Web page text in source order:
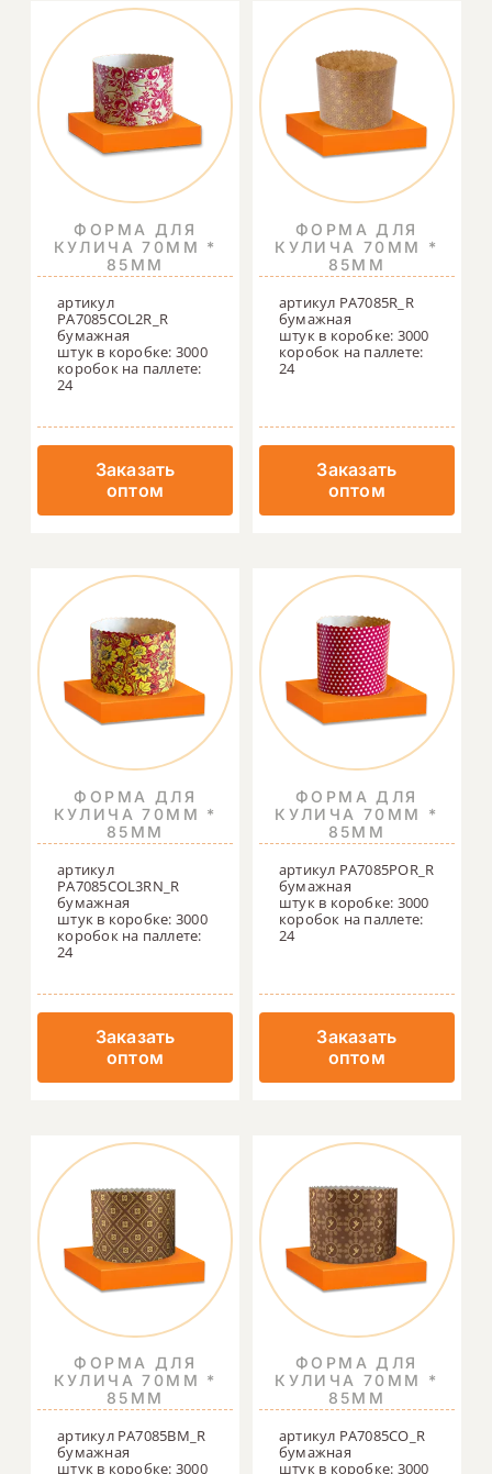
ФОРМА ДЛЯ
КУЛИЧА 70ММ *
85ММ
артикул
PA7085COL2R_R
бумажная
штук в коробке: 3000
коробок на паллете:
24
Заказать
оптом
ФОРМА ДЛЯ
КУЛИЧА 70ММ *
85ММ
артикул PA7085R_R
бумажная
штук в коробке: 3000
коробок на паллете:
24
Заказать
оптом
ФОРМА ДЛЯ
КУЛИЧА 70ММ *
85ММ
артикул
PA7085COL3RN_R
бумажная
штук в коробке: 3000
коробок на паллете:
24
Заказать
оптом
ФОРМА ДЛЯ
КУЛИЧА 70ММ *
85ММ
артикул PA7085POR_R
бумажная
штук в коробке: 3000
коробок на паллете:
24
Заказать
оптом
ФОРМА ДЛЯ
КУЛИЧА 70ММ *
85ММ
артикул PA7085BM_R
бумажная
штук в коробке: 3000
ФОРМА ДЛЯ
КУЛИЧА 70ММ *
85ММ
артикул PA7085CO_R
бумажная
штук в коробке: 3000